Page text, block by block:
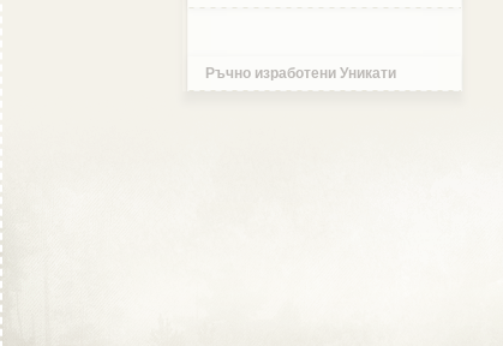
Ръчно изработени Уникати